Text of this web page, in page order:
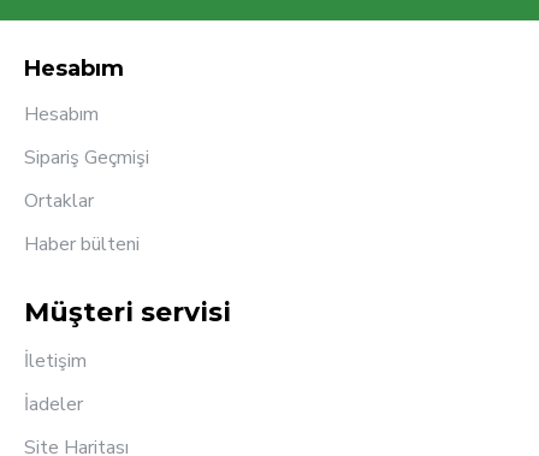
Hesabım
Hesabım
Sipariş Geçmişi
Ortaklar
Haber bülteni
Müşteri servisi
İletişim
İadeler
Site Haritası